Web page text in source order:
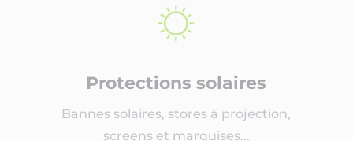
Protections solaires
Bannes solaires, stores à projection,
screens et marquises...